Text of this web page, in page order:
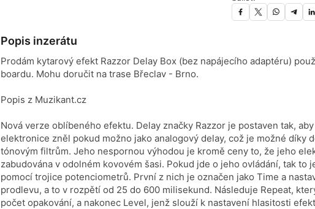
Popis inzerátu
Prodám kytarový efekt Razzor Delay Box (bez napájecího adaptéru)
boardu. Mohu doručit na trase Břeclav - Brno.
Popis z Muzikant.cz
Nová verze oblíbeného efektu. Delay značky Razzor je postaven tak,
elektronice zněl pokud možno jako analogový delay, což je možné díky
tónovým filtrům. Jeho nespornou výhodou je kromě ceny to, že jeho
zabudována v odolném kovovém šasi. Pokud jde o jeho ovládání, tak to
pomocí trojice potenciometrů. První z nich je označen jako Time a
prodlevu, a to v rozpětí od 25 do 600 milisekund. Následuje Repeat,
počet opakování, a nakonec Level, jenž slouží k nastavení hlasitosti